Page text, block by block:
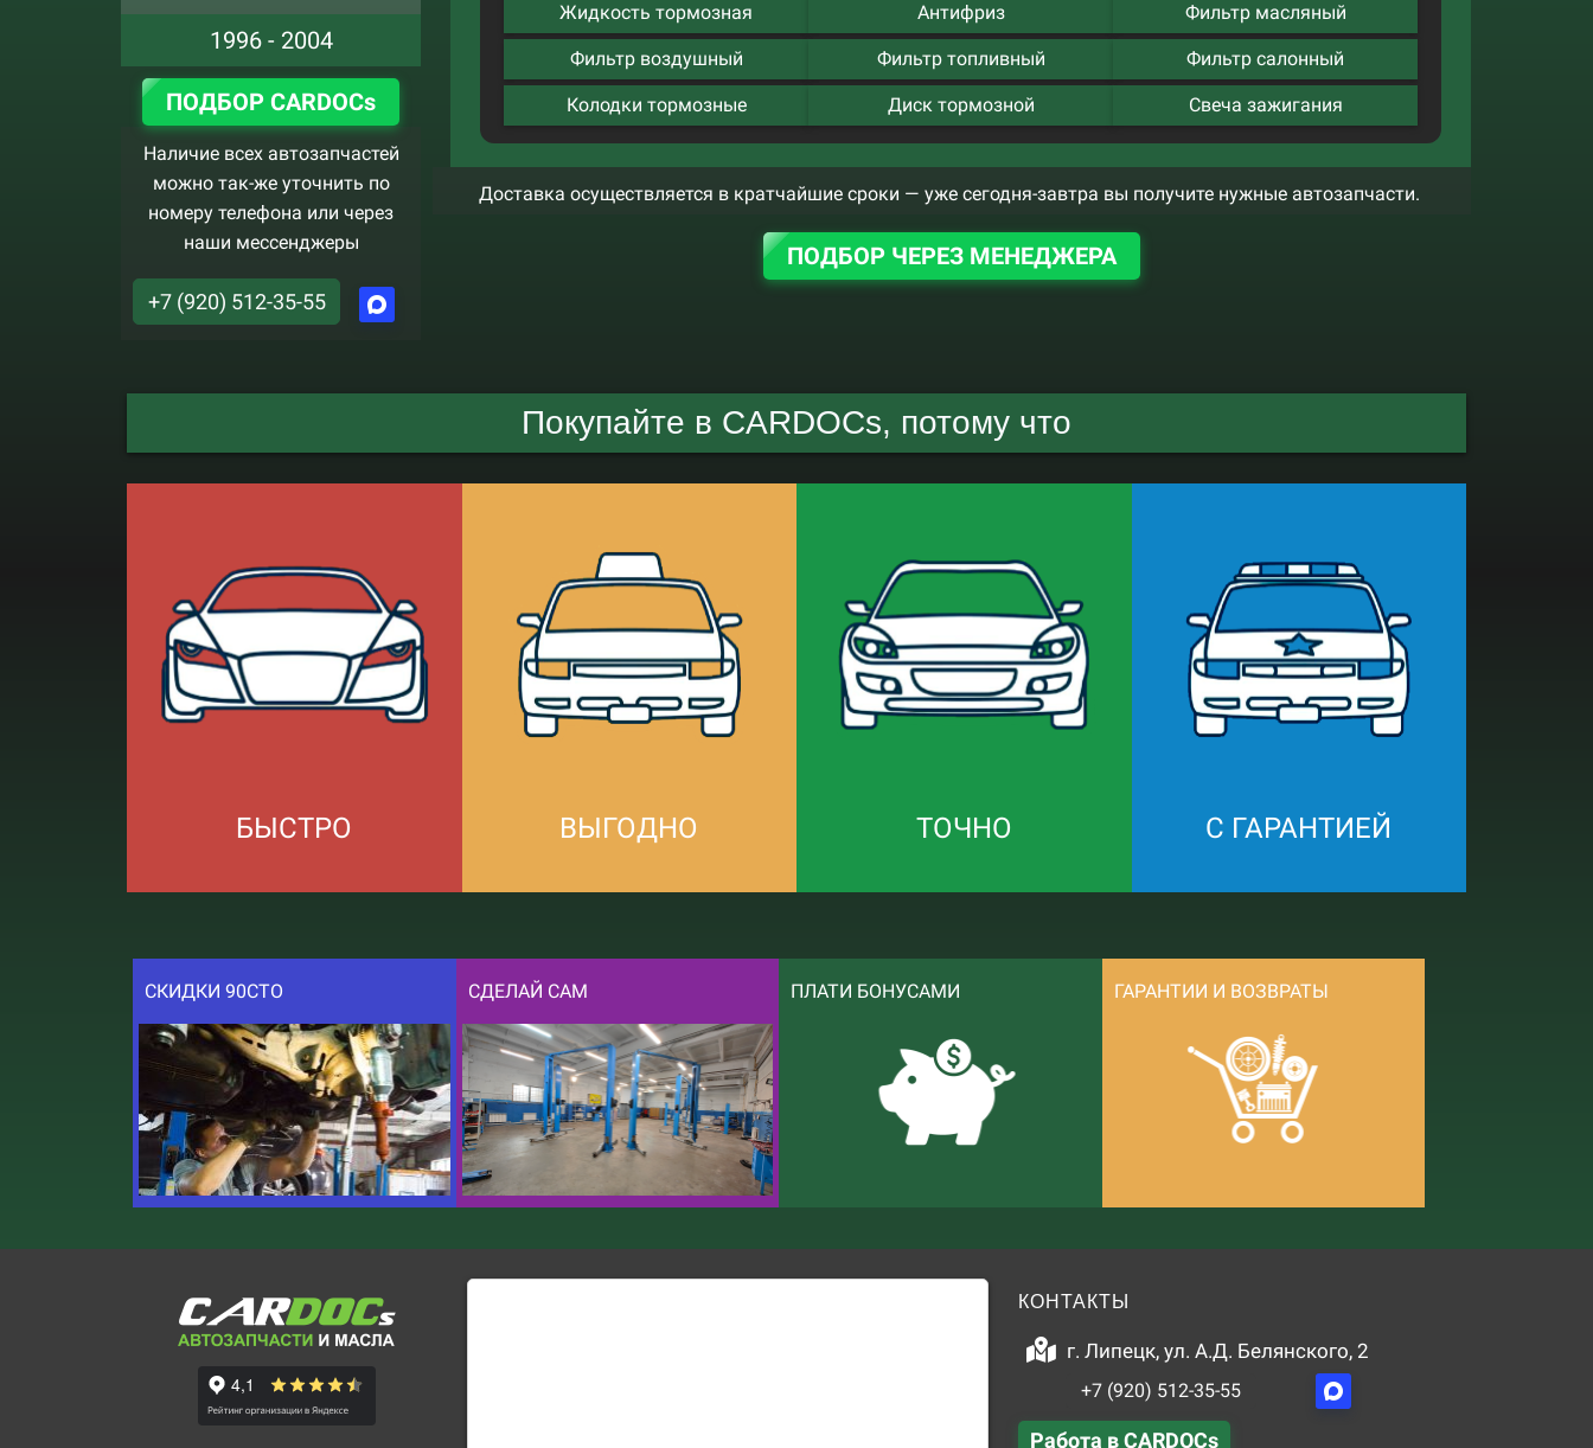
1996 - 2004
ПОДБОР CARDOCs
Наличие всех автозапчастей
можно так-же уточнить по
номеру телефона или через
наши мессенджеры
+7 (920) 512-35-55
Жидкость тормозная Антифриз Фильтр масляный
Фильтр воздушный Фильтр топливный Фильтр салонный
Колодки тормозные Диск тормозной Свеча зажигания
Доставка осуществляется в кратчайшие сроки — уже сегодня-завтра вы получите нужные автозапчасти.
ПОДБОР ЧЕРЕЗ МЕНЕДЖЕРА
Покупайте в CARDOCs, потому что
БЫСТРО ВЫГОДНО ТОЧНО С ГАРАНТИЕЙ
СКИДКИ 90СТО СДЕЛАЙ САМ ПЛАТИ БОНУСАМИ ГАРАНТИИ И ВОЗВРАТЫ
КОНТАКТЫ
г. Липецк, ул. А.Д. Белянского, 2
+7 (920) 512-35-55
Работа в CARDOCs